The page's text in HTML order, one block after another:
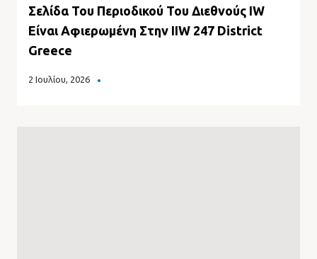
Σελίδα Του Περιοδικού Του Διεθνούς IW
Είναι Αφιερωμένη Στην IIW 247 District
Greece
2 Ιουλίου, 2026